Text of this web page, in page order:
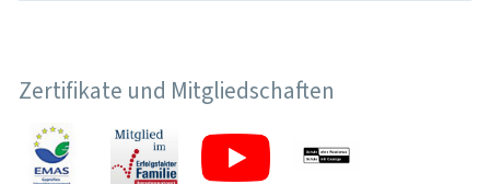
Zertifikate und Mitgliedschaften